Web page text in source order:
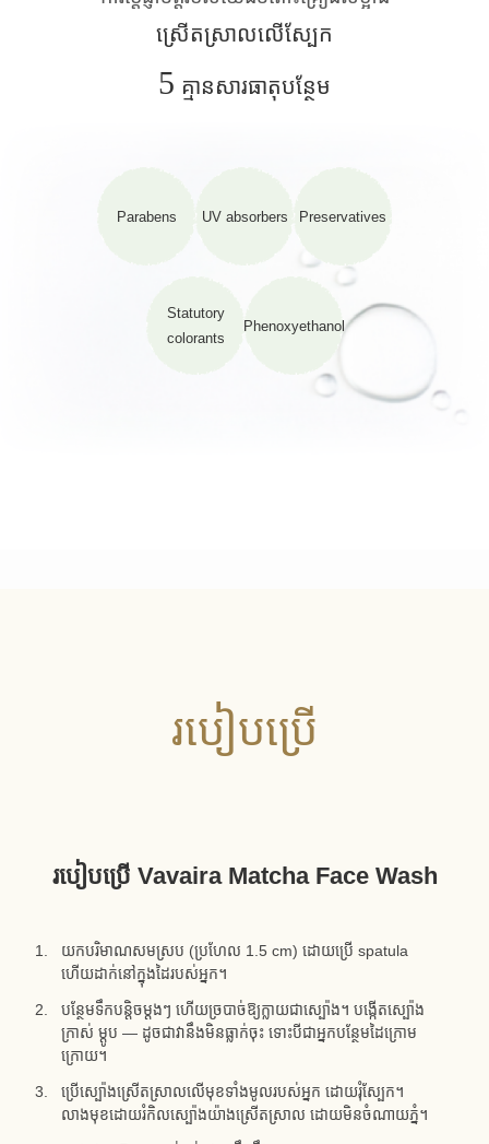
ស្រើតស្រាលលើស្បែក
5 គ្មានសារធាតុបន្ថែម
Parabens UV absorbers Preservatives
Statutory
colorants
Phenoxyethanol
របៀបប្រើ
របៀបប្រើ Vavaira Matcha Face Wash
យកបរិមាណសមស្រប (ប្រហែល 1.5 cm) ដោយប្រើ spatula
ហើយដាក់នៅក្នុងដៃរបស់អ្នក។
បន្ថែមទឹកបន្តិចម្តងៗ ហើយច្របាច់ឱ្យក្លាយជាស្ប៉ោង។ បង្កើតស្ប៉ោង
ក្រាស់ ម្ដូប — ដូចជាវានឹងមិនធ្លាក់ចុះ ទោះបីជាអ្នកបន្ថែមដៃក្រោម
ក្រោយ។
ប្រើស្ប៉ោងស្រើតស្រាលលើមុខទាំងមូលរបស់អ្នក ដោយរុំស្បែក។
លាងមុខដោយរំកិលស្ប៉ោងយ៉ាងស្រើតស្រាល ដោយមិនចំណាយភ្នំ។